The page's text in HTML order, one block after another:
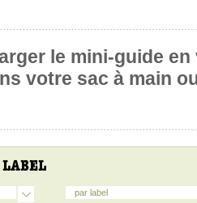
le mini-guide
votre sac à main
par label